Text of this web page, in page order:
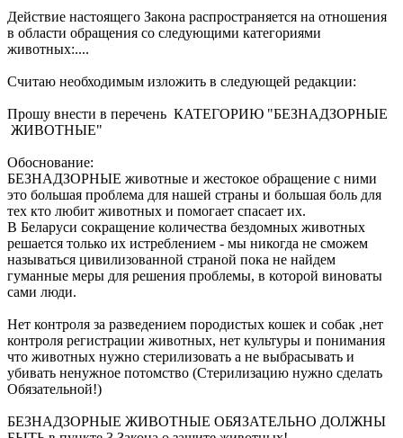
Действие настоящего Закона распространяется на отношения
в области обращения со следующими категориями
животных:....
Считаю необходимым изложить в следующей редакции:
Прошу внести в перечень КАТЕГОРИЮ "БЕЗНАДЗОРНЫЕ
ЖИВОТНЫЕ"
Обоснование:
БЕЗНАДЗОРНЫЕ животные и жестокое обращение с ними
это большая проблема для нашей страны и большая боль для
тех кто любит животных и помогает спасает их.
В Беларуси сокращение количества бездомных животных
решается только их истреблением - мы никогда не сможем
называться цивилизованной страной пока не найдем
гуманные меры для решения проблемы, в которой виноваты
сами люди.
Нет контроля за разведением породистых кошек и собак ,нет
контроля регистрации животных, нет культуры и понимания
что животных нужно стерилизовать а не выбрасывать и
убивать ненужное потомство (Стерилизацию нужно сделать
Обязательной!)
БЕЗНАДЗОРНЫЕ ЖИВОТНЫЕ ОБЯЗАТЕЛЬНО ДОЛЖНЫ